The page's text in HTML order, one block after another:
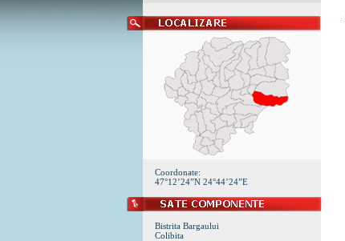
Coordonate:
47°12’24”N 24°44’24”E
Bistrita Bargaului
Colibita